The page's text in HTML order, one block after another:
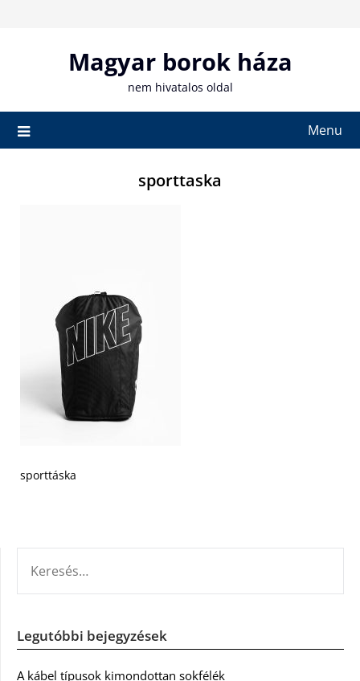
Magyar borok háza
nem hivatalos oldal
Menu
sporttaska
sporttáska
Legutóbbi bejegyzések
A kábel típusok kimondottan sokfélék